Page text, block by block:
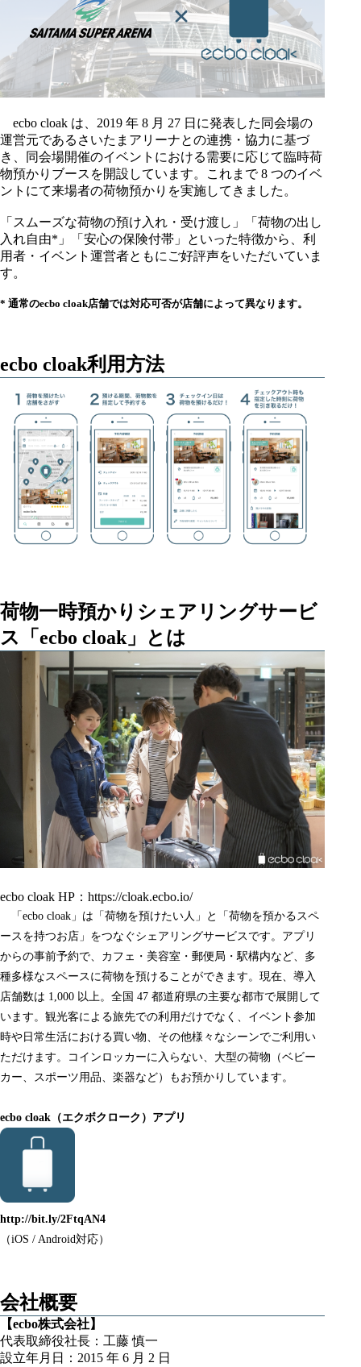
ecbo cloak は、2019 年 8 月 27 日に発表した同会場の
運営元であるさいたまアリーナとの連携・協力に基づ
き、同会場開催のイベントにおける需要に応じて臨時荷
物預かりブースを開設しています。これまで 8 つのイベ
ントにて来場者の荷物預かりを実施してきました。
「スムーズな荷物の預け入れ・受け渡し」「荷物の出し
入れ自由*」「安心の保険付帯」といった特徴から、利
用者・イベント運営者ともにご好評声をいただいていま
す。
* 通常のecbo cloak店舗では対応可否が店舗によって異なります。
ecbo cloak利用方法
荷物一時預かりシェアリングサービ
ス「ecbo cloak」とは
ecbo cloak HP： https://cloak.ecbo.io/
「ecbo cloak」は「荷物を預けたい人」と「荷物を預かるスペ
ースを持つお店」をつなぐシェアリングサービスです。アプリ
からの事前予約で、カフェ・美容室・郵便局・駅構内など、多
種多様なスペースに荷物を預けることができます。現在、導入
店舗数は 1,000 以上。全国 47 都道府県の主要な都市で展開して
います。観光客による旅先での利用だけでなく、イベント参加
時や日常生活における買い物、その他様々なシーンでご利用い
ただけます。コインロッカーに入らない、大型の荷物（ベビー
カー、スポーツ用品、楽器など）もお預かりしています。
ecbo cloak（エクボクローク）アプリ
http://bit.ly/2FtqAN4
（iOS / Android対応）
会社概要
【ecbo株式会社】
代表取締役社長：工藤 慎一
設立年月日：2015 年 6 月 2 日